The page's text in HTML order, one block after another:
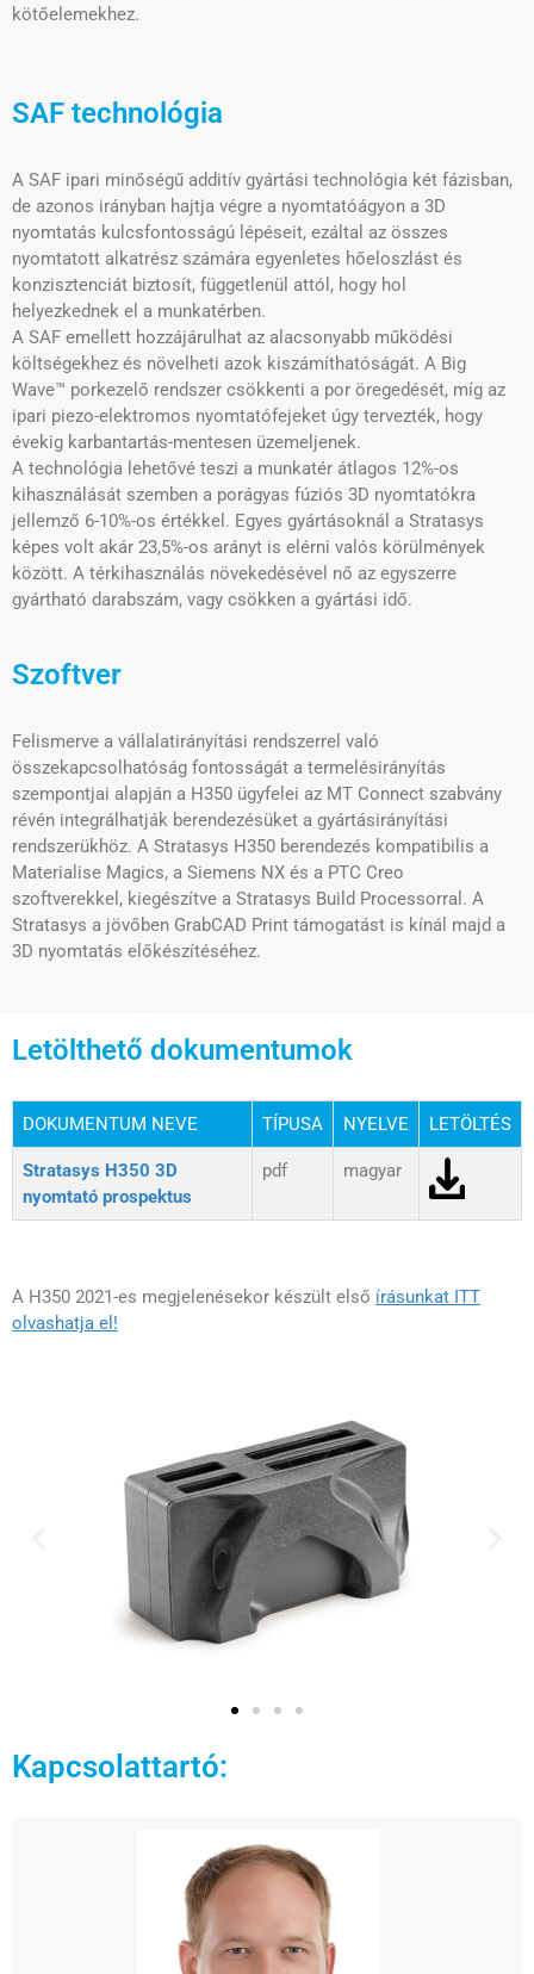
kötőelemekhez.
SAF technológia
A SAF ipari minőségű additív gyártási technológia két fázisban,
de azonos irányban hajtja végre a nyomtatóágyon a 3D
nyomtatás kulcsfontosságú lépéseit, ezáltal az összes
nyomtatott alkatrész számára egyenletes hőeloszlást és
konzisztenciát biztosít, függetlenül attól, hogy hol
helyezkednek el a munkatérben.
A SAF emellett hozzájárulhat az alacsonyabb működési
költségekhez és növelheti azok kiszámíthatóságát. A Big
Wave™ porkezelő rendszer csökkenti a por öregedését, míg az
ipari piezo-elektromos nyomtatófejeket úgy tervezték, hogy
évekig karbantartás-mentesen üzemeljenek.
A technológia lehetővé teszi a munkatér átlagos 12%-os
kihasználását szemben a porágyas fúziós 3D nyomtatókra
jellemző 6-10%-os értékkel. Egyes gyártásoknál a Stratasys
képes volt akár 23,5%-os arányt is elérni valós körülmények
között. A térkihasználás növekedésével nő az egyszerre
gyártható darabszám, vagy csökken a gyártási idő.
Szoftver
Felismerve a vállalatirányítási rendszerrel való
összekapcsolhatóság fontosságát a termelésirányítás
szempontjai alapján a H350 ügyfelei az MT Connect szabvány
révén integrálhatják berendezésüket a gyártásirányítási
rendszerükhöz. A Stratasys H350 berendezés kompatibilis a
Materialise Magics, a Siemens NX és a PTC Creo
szoftverekkel, kiegészítve a Stratasys Build Processorral. A
Stratasys a jövőben GrabCAD Print támogatást is kínál majd a
3D nyomtatás előkészítéséhez.
Letölthető dokumentumok
DOKUMENTUM NEVE TÍPUSA NYELVE LETÖLTÉS
Stratasys H350 3D
nyomtató prospektus
pdf magyar
A H350 2021-es megjelenésekor készült első írásunkat ITT
olvashatja el!
Kapcsolattartó: